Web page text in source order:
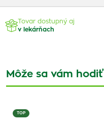
Tovar dostupný aj
v lekárňach
Môže sa vám hodiť
TOP